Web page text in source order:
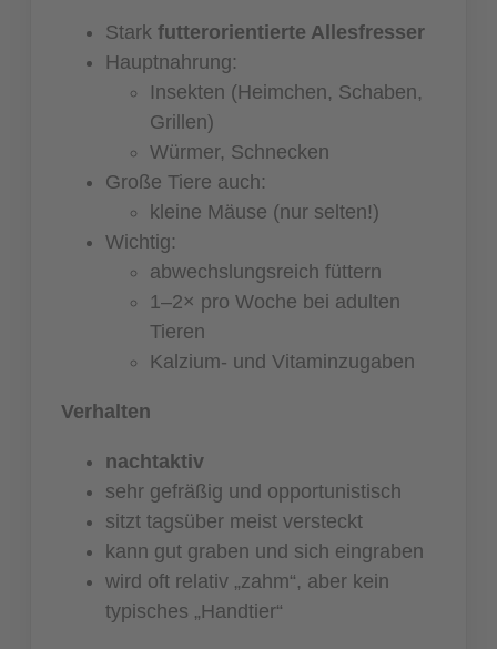
Stark futterorientierte Allesfresser
Hauptnahrung:
Insekten (Heimchen, Schaben,
Grillen)
Würmer, Schnecken
Große Tiere auch:
kleine Mäuse (nur selten!)
Wichtig:
abwechslungsreich füttern
1–2× pro Woche bei adulten
Tieren
Kalzium- und Vitaminzugaben
Verhalten
nachtaktiv
sehr gefräßig und opportunistisch
sitzt tagsüber meist versteckt
kann gut graben und sich eingraben
wird oft relativ „zahm“, aber kein
typisches „Handtier“